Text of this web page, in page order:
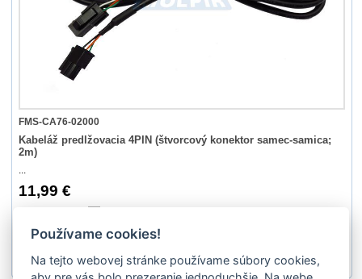
FMS-CA76-02000
Kabeláž predlžovacia 4PIN (štvorcový konektor samec-samica;
2m)
...
11,99 €
2
Používame cookies!
Na tejto webovej stránke používame súbory cookies,